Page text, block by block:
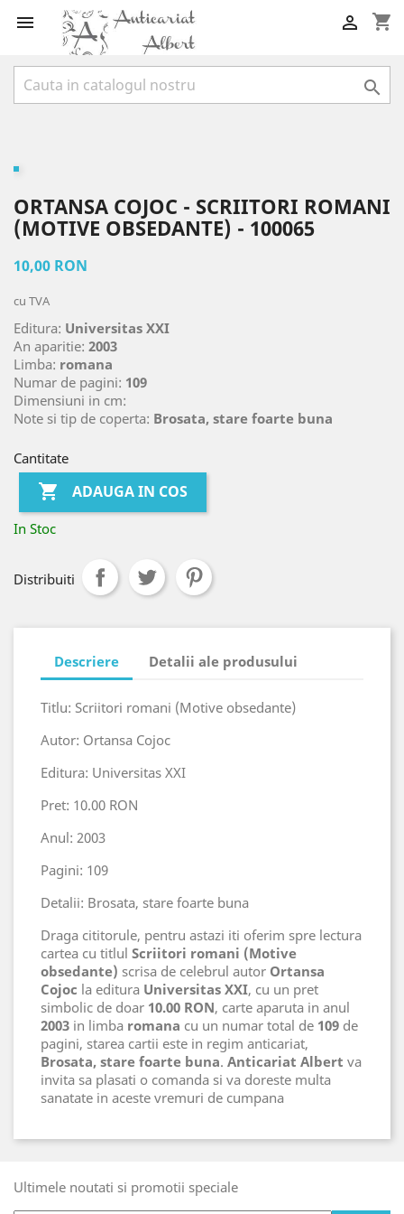
 shopping_cart


ORTANSA COJOC - SCRIITORI ROMANI
(MOTIVE OBSEDANTE) - 100065
10,00 RON
cu TVA
Editura: Universitas XXI
An aparitie: 2003
Limba: romana
Numar de pagini: 109
Dimensiuni in cm:
Note si tip de coperta: Brosata, stare foarte buna
Cantitate
 ADAUGA IN COS
In Stoc
Distribuiti
Descriere Detalii ale produsului
Titlu: Scriitori romani (Motive obsedante)
Autor: Ortansa Cojoc
Editura: Universitas XXI
Pret: 10.00 RON
Anul: 2003
Pagini: 109
Detalii: Brosata, stare foarte buna
Draga cititorule, pentru astazi iti oferim spre lectura
cartea cu titlul Scriitori romani (Motive
obsedante) scrisa de celebrul autor Ortansa
Cojoc la editura Universitas XXI, cu un pret
simbolic de doar 10.00 RON, carte aparuta in anul
2003 in limba romana cu un numar total de 109 de
pagini, starea cartii este in regim anticariat,
Brosata, stare foarte buna. Anticariat Albert va
invita sa plasati o comanda si va doreste multa
sanatate in aceste vremuri de cumpana
Ultimele noutati si promotii speciale